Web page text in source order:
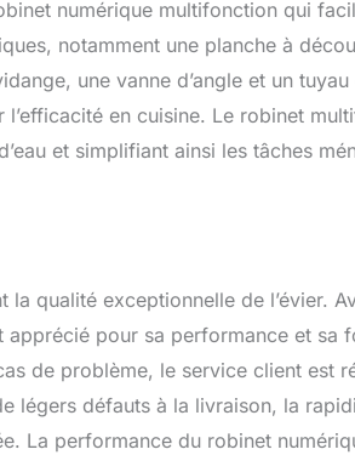
numérique multifonction qui
notamment une planche à
une vanne d’angle et un
l’efficacité en cuisine. Le robinet
et simplifiant ainsi les tâches
la qualité exceptionnelle de l’évier.
pour sa performance et sa
de problème, le service client est
légers défauts à la livraison, la
La performance du robinet